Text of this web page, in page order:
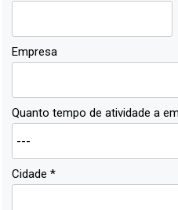
Empresa
Quanto tempo de atividade a
Cidade *